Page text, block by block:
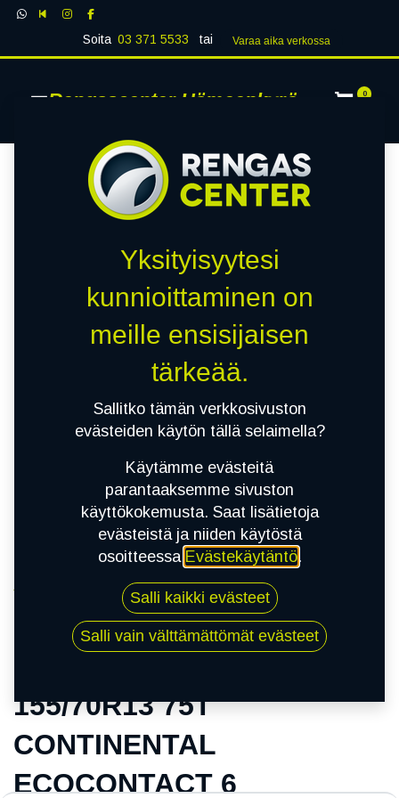
Soita 03 371 5533 tai Varaa aika verk​​​​ossa
Rengascenter Hämeenkyrö 0
155/70R13 75T CONTINENTAL ECOCONTACT
155/70R13 75T
CONTINENTAL
ECOCONTACT 6
Yksityisyytesi
kunnioittaminen on
meille ensisijaisen
tärkeää.
Sallitko tämän verkkosivuston
evästeiden käytön tällä selaimella?
Käytämme evästeitä
parantaaksemme sivuston
käyttökokemusta. Saat lisätietoja
evästeistä ja niiden käytöstä
osoitteessa Evästekäytäntö.
Salli kaikki evästeet
Salli vain välttämättömät evästeet